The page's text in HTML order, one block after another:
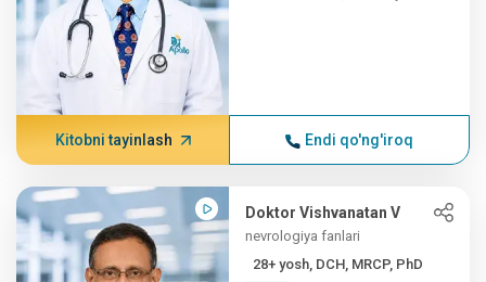
Kitobni tayinlash Endi qo'ng'iroq
Doktor Vishvanatan V
nevrologiya fanlari
28+ yosh, DCH, MRCP, PhD